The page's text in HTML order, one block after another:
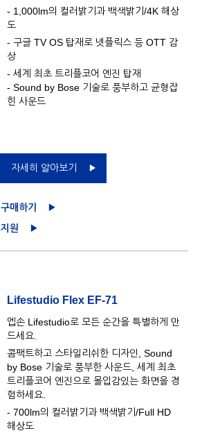
- 1,000lm의 컬러밝기과 백색밝기/4K 해상
도
- 구글 TV OS 탑재로 넷플릭스 등 OTT 감
상
- 세계 최초 트리플코어 엔진 탑재
- Sound by Bose 기술로 풍부하고 균형잡
힌 사운드
자세히 알아보기
구매하기
지원
Lifestudio Flex EF-71
엡손 Lifestudio로 모든 순간을 특별하게 만
드세요.
콤팩트하고 스타일리쉬한 디자인, Sound
by Bose 기술로 풍부한 사운드, 세계 최초
트리플코어 엔진으로 몰입감있는 화면을 경
험하세요.
- 700lm의 컬러밝기과 백색밝기/Full HD
해상도